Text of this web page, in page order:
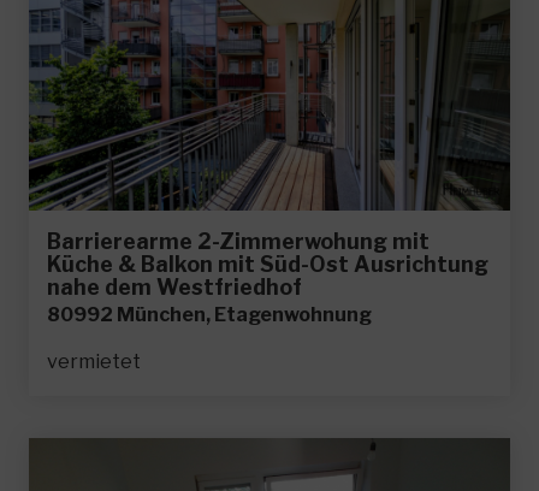
Barrierearme 2-Zimmerwohung mit
Küche & Balkon mit Süd-Ost Ausrichtung
nahe dem Westfriedhof
80992 München, Etagenwohnung
vermietet